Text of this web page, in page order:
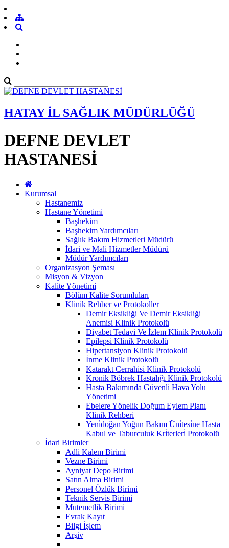
HATAY İL SAĞLIK MÜDÜRLÜĞÜ
DEFNE DEVLET
HASTANESİ
Kurumsal
Hastanemiz
Hastane Yönetimi
Başhekim
Başhekim Yardımcıları
Sağlık Bakım Hizmetleri Müdürü
İdari ve Mali Hizmetler Müdürü
Müdür Yardımcıları
Organizasyon Şeması
Misyon & Vizyon
Kalite Yönetimi
Bölüm Kalite Sorumluları
Klinik Rehber ve Protokoller
Demir Eksikliği Ve Demir Eksikliği
Anemisi Klinik Protokolü
Diyabet Tedavi Ve İzlem Klinik Protokolü
Epilepsi Klinik Protokolü
Hipertansiyon Klinik Protokolü
İnme Klinik Protokolü
Katarakt Cerrahisi Klinik Protokolü
Kronik Böbrek Hastalığı Klinik Protokolü
Hasta Bakımında Güvenli Hava Yolu
Yönetimi
Ebelere Yönelik Doğum Eylem Planı
Klinik Rehberi
Yeni̇doğan Yoğun Bakım Üni̇tesi̇ne Hasta
Kabul ve Taburculuk Kri̇terleri̇ Protokolü
İdari Birimler
Adli Kalem Birimi
Vezne Birimi
Ayniyat Depo Birimi
Satın Alma Birimi
Personel Özlük Birimi
Teknik Servis Birimi
Mutemetlik Birimi
Evrak Kayıt
Bilgi İşlem
Arşiv